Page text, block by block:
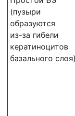
(пузыри
образуются
из-за гибели
кератиноцитов
базального слоя)